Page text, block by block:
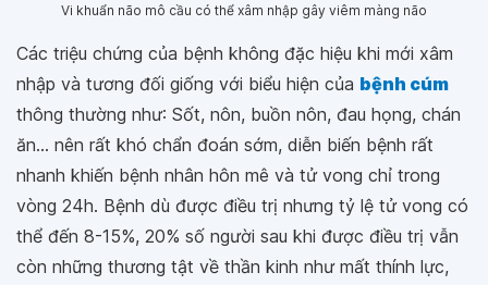
Vi khuẩn não mô cầu có thể xâm nhập gây viêm màng não
Các triệu chứng của bệnh không đặc hiệu khi mới xâm
nhập và tương đối giống với biểu hiện của bệnh cúm
thông thường như: Sốt, nôn, buồn nôn, đau họng, chán
ăn... nên rất khó chẩn đoán sớm, diễn biến bệnh rất
nhanh khiến bệnh nhân hôn mê và tử vong chỉ trong
vòng 24h. Bệnh dù được điều trị nhưng tỷ lệ tử vong có
thể đến 8-15%, 20% số người sau khi được điều trị vẫn
còn những thương tật về thần kinh như mất thính lực,